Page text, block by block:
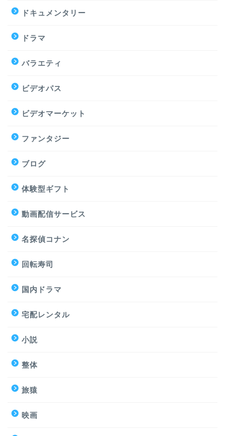
ドキュメンタリー
ドラマ
バラエティ
ビデオパス
ビデオマーケット
ファンタジー
ブログ
体験型ギフト
動画配信サービス
名探偵コナン
回転寿司
国内ドラマ
宅配レンタル
小説
整体
旅猿
映画